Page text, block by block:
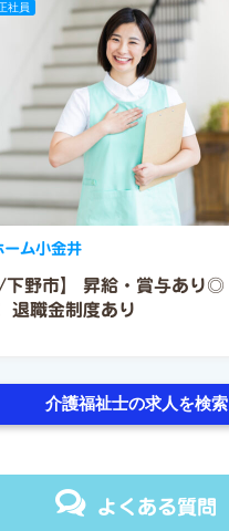
社員
野市】 昇給・賞与あり◎
退職金制度あり
ーム小金井
介護福祉士の求人を検索
よくある質問